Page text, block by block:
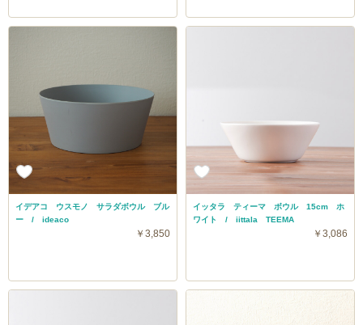
イデアコ ウスモノ サラダボウル ブル
ー / ideaco
￥3,850
イッタラ ティーマ ボウル 15cm ホ
ワイト / iittala TEEMA
￥3,086